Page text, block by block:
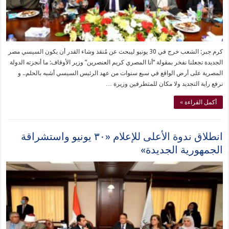
كرم جبر: الشعب خرج في 30 يونيو ليبحث عن مُنقذ وشاء القدر أن يكون السيسي مصر
الجديدة تجعلنا نفخر بمقولة “أنا المصري كريم العنصرين” وزير الأوقاف: ما أنجزته الدولة
المصرية على أرض الواقع في سبع سنوات من عهد الرئيس السيسي أشبه بالحلم.. و
نرفع راية التجديد ولا مكان للمتطرفين وزيرة …
أكمل القراءة »
انطلاق ندوة الأعلى للإعلام «٣٠ يونيو واستشراقة
الجمهورية الجديدة»